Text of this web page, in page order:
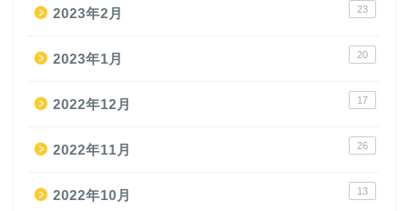
2023年2月 23
2023年1月 20
2022年12月 17
2022年11月 26
2022年10月 13